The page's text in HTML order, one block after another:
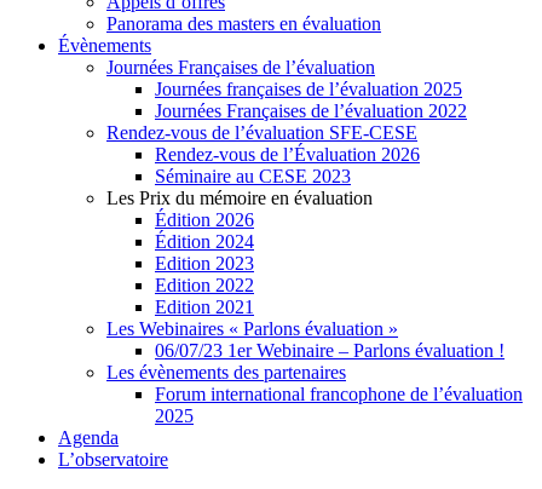
Panorama des masters en évaluation
Évènements
Journées Françaises de l’évaluation
Journées françaises de l’évaluation 2025
Journées Françaises de l’évaluation 2022
Rendez-vous de l’évaluation SFE-CESE
Rendez-vous de l’Évaluation 2026
Séminaire au CESE 2023
Les Prix du mémoire en évaluation
Édition 2026
Édition 2024
Edition 2023
Edition 2022
Edition 2021
Les Webinaires « Parlons évaluation »
06/07/23 1er Webinaire – Parlons évaluation !
Les évènements des partenaires
Forum international francophone de l’évaluation
2025
Agenda
L’observatoire